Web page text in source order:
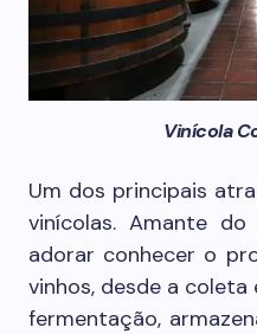
Vinícola
Um dos principais
vinícolas. Amante
adorar conhecer o
vinhos, desde a coleta
fermentação,